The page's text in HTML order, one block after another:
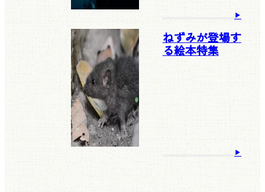
ねずみが登場す
る絵本特集